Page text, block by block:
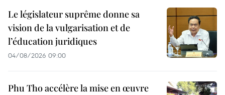
Le législateur suprême donne sa
vision de la vulgarisation et de
l’éducation juridiques
04/08/2026 09:00
Phu Tho accélère la mise en œuvre